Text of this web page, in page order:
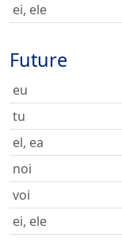
ei, ele
Future
eu
tu
el, ea
noi
voi
ei, ele